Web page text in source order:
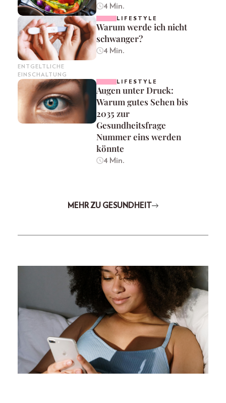
4 Min.
ENTGELTLICHE
EINSCHALTUNG
LIFESTYLE
Warum werde ich nicht
schwanger?
4 Min.
LIFESTYLE
Augen unter Druck:
Warum gutes Sehen bis
2035 zur
Gesundheitsfrage
Nummer eins werden
könnte
4 Min.
MEHR ZU GESUNDHEIT